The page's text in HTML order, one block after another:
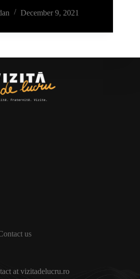
December 9, 2021
us
at vizitadelucru.ro